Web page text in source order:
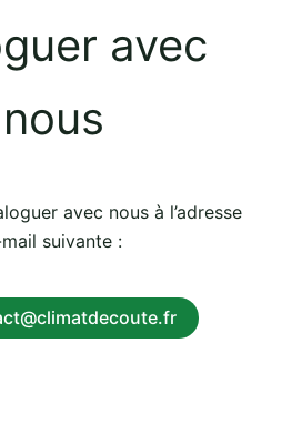
avec
nous
avec nous à l’adresse
suivante :